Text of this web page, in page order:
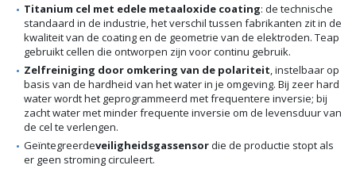
Titanium cel met edele metaaloxide coating: de technische
standaard in de industrie, het verschil tussen fabrikanten zit in de
kwaliteit van de coating en de geometrie van de elektroden. Teap
gebruikt cellen die ontworpen zijn voor continu gebruik.
Zelfreiniging door omkering van de polariteit, instelbaar op
basis van de hardheid van het water in je omgeving. Bij zeer hard
water wordt het geprogrammeerd met frequentere inversie; bij
zacht water met minder frequente inversie om de levensduur van
de cel te verlengen.
Geïntegreerdeveiligheidsgassensordie de productie stopt als
er geen stroming circuleert.